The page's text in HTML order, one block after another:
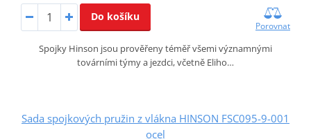
Do košíku
Porovnat
Spojky Hinson jsou prověřeny téměř všemi významnými
továrními týmy a jezdci, včetně Eliho…
Sada spojkových pružin z vlákna HINSON FSC095-9-001
ocel